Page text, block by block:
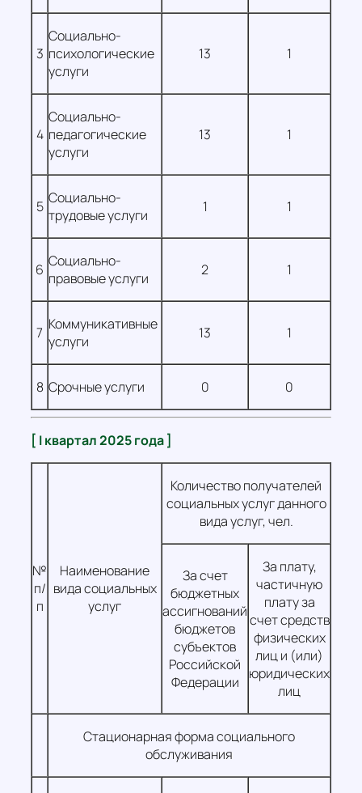
3
Социально-
психологические
услуги
13 1
4
Социально-
педагогические
услуги
13 1
5 Социально-
трудовые услуги
1 1
6 Социально-
правовые услуги
2 1
7 Коммуникативные
услуги
13 1
8 Срочные услуги 0 0
[ I квартал 2025 года ]
№
п/
п
Наименование
вида социальных
услуг
Количество получателей
социальных услуг данного
вида услуг, чел.
За счет
бюджетных
ассигнований
бюджетов
субъектов
Российской
Федерации
За плату,
частичную
плату за
счет средств
физических
лиц и (или)
юридических
лиц
Стационарная форма социального
обслуживания